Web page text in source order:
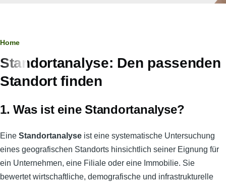
Pfadnavigation
Home
Standortanalyse: Den passenden
Standort finden
1. Was ist eine Standortanalyse?
Eine Standortanalyse ist eine systematische Untersuchung
eines geografischen Standorts hinsichtlich seiner Eignung für
ein Unternehmen, eine Filiale oder eine Immobilie. Sie
bewertet wirtschaftliche, demografische und infrastrukturelle